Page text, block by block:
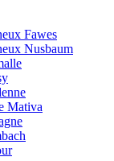
Fawes
Nusbaum
Mativa